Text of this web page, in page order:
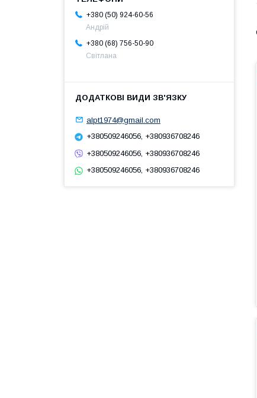
+380 (50) 924-60-56
Андрій
+380 (68) 756-50-90
Світлана
alpt1974@gmail.com
+380509246056, +380936708246
+380509246056, +380936708246
+380509246056, +380936708246